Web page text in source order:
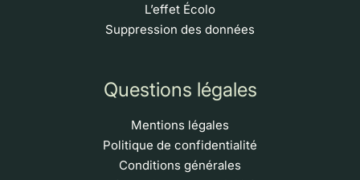
L’effet Écolo
Suppression des données
Questions légales
Mentions légales
Politique de confidentialité
Conditions générales